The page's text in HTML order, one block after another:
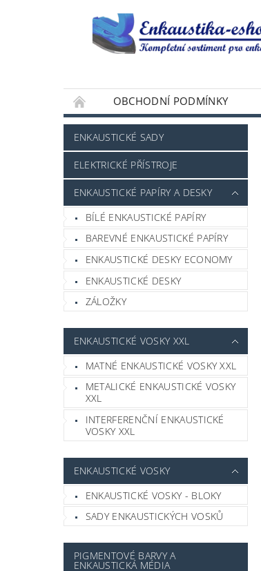
OBCHODNÍ PODMÍNKY
ENKAUSTICKÉ SADY
ELEKTRICKÉ PŘÍSTROJE
ENKAUSTICKÉ PAPÍRY A DESKY
BÍLÉ ENKAUSTICKÉ PAPÍRY
BAREVNÉ ENKAUSTICKÉ PAPÍRY
ENKAUSTICKÉ DESKY ECONOMY
ENKAUSTICKÉ DESKY
ZÁLOŽKY
ENKAUSTICKÉ VOSKY XXL
MATNÉ ENKAUSTICKÉ VOSKY XXL
METALICKÉ ENKAUSTICKÉ VOSKY
XXL
INTERFERENČNÍ ENKAUSTICKÉ
VOSKY XXL
ENKAUSTICKÉ VOSKY
ENKAUSTICKÉ VOSKY - BLOKY
SADY ENKAUSTICKÝCH VOSKŮ
PIGMENTOVÉ BARVY A
ENKAUSTICKÁ MÉDIA